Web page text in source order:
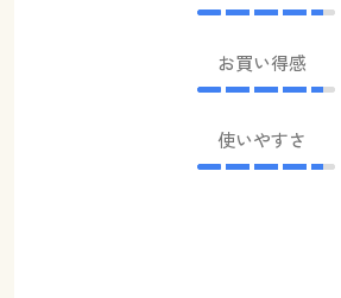
お買い得感
使いやすさ